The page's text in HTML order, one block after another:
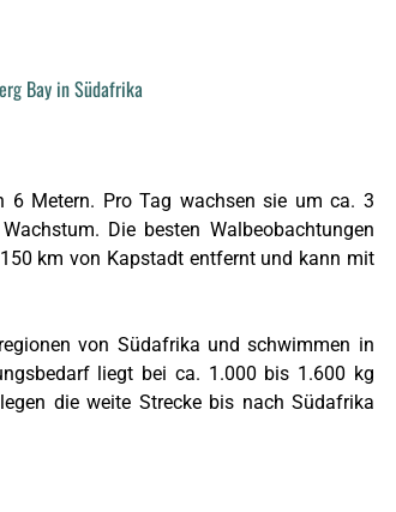
Bay in Südafrika
6 Metern. Pro Tag wachsen sie um ca. 3
Die besten Walbeobachtungen
km von Kapstadt entfernt und kann mit
von Südafrika und schwimmen in
liegt bei ca. 1.000 bis 1.600 kg
die weite Strecke bis nach Südafrika